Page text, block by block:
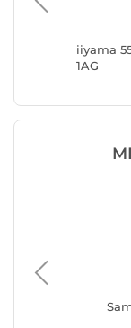
iiyama
1AG